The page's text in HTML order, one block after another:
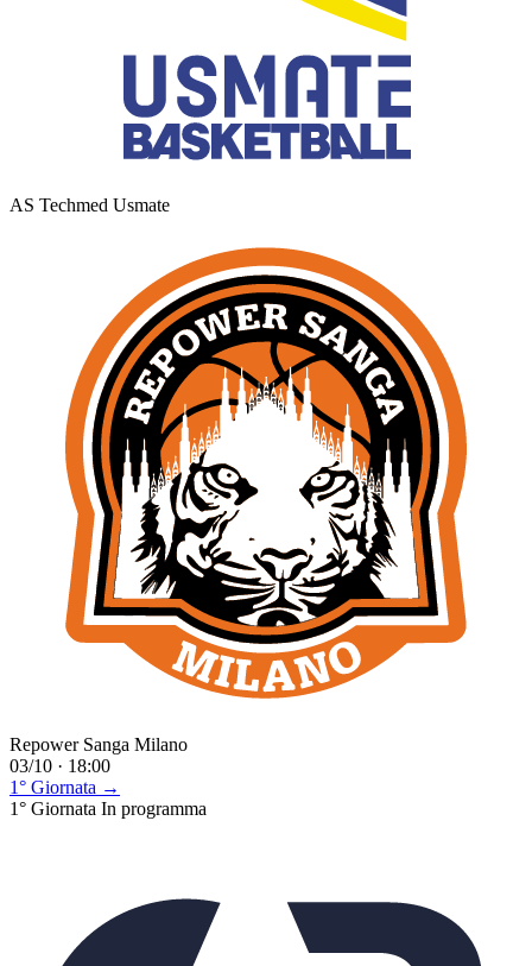
AS Techmed Usmate
Repower Sanga Milano
03/10 · 18:00
1° Giornata →
1° Giornata In programma